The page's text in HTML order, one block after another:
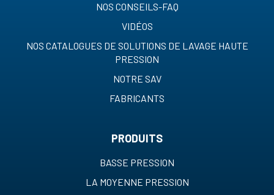
NOS CONSEILS-FAQ
VIDÉOS
NOS CATALOGUES DE SOLUTIONS DE LAVAGE HAUTE
PRESSION
NOTRE SAV
FABRICANTS
PRODUITS
BASSE PRESSION
LA MOYENNE PRESSION